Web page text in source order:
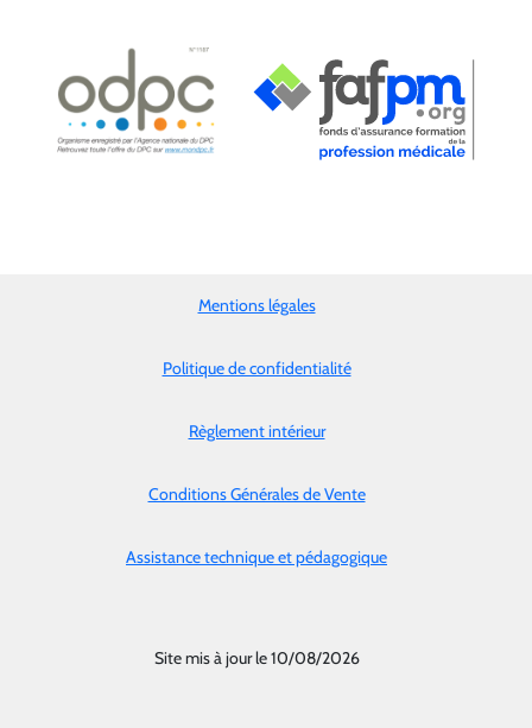
Mentions légales
Politique de confidentialité
Règlement intérieur
Conditions Générales de Vente
Assistance technique et pédagogique
Site mis à jour le 10/08/2026